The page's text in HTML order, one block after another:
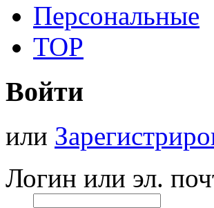
Персональные
TOP
Войти
или
Логин или эл.